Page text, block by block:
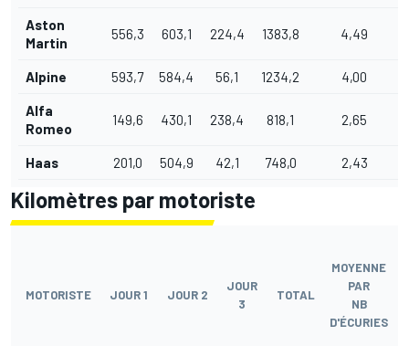
Aston
Martin
556,3 603,1 224,4 1383,8 4,49
Alpine 593,7 584,4 56,1 1234,2 4,00
Alfa
Romeo
149,6 430,1 238,4 818,1 2,65
Haas 201,0 504,9 42,1 748,0 2,43
Kilomètres par motoriste
MOTORISTE JOUR 1 JOUR 2
JOUR
3
TOTAL
MOYENNE
PAR
NB
D'ÉCURIES